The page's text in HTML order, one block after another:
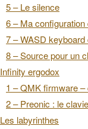
5 – Le silence
6 – Ma configuration
7 – WASD
8 – Source pour un
Infinity ergodox
1 – QMK firmware
2 – Preonic : le
Les labyrinthes